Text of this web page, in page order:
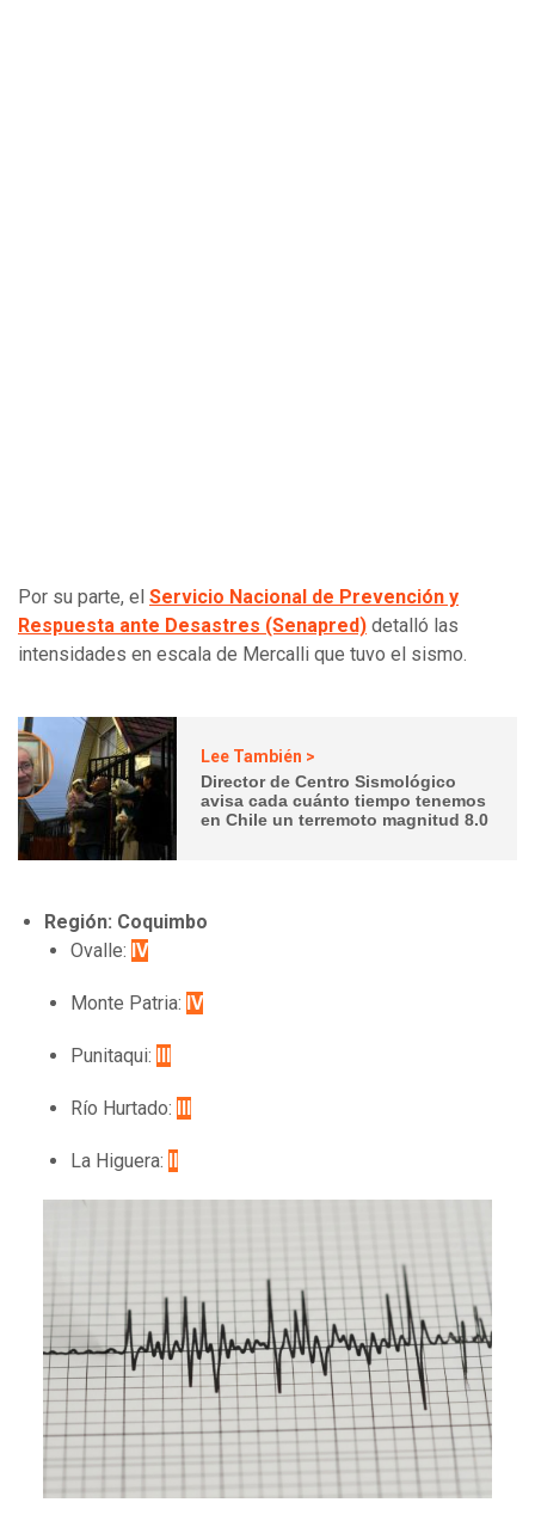
Por su parte, el Servicio Nacional de Prevención y
Respuesta ante Desastres (Senapred) detalló las
intensidades en escala de Mercalli que tuvo el sismo.
Lee También >
Director de Centro Sismológico
avisa cada cuánto tiempo tenemos
en Chile un terremoto magnitud 8.0
Región: Coquimbo
Ovalle: IV
Monte Patria: IV
Punitaqui: III
Rí­o Hurtado: III
La Higuera: II